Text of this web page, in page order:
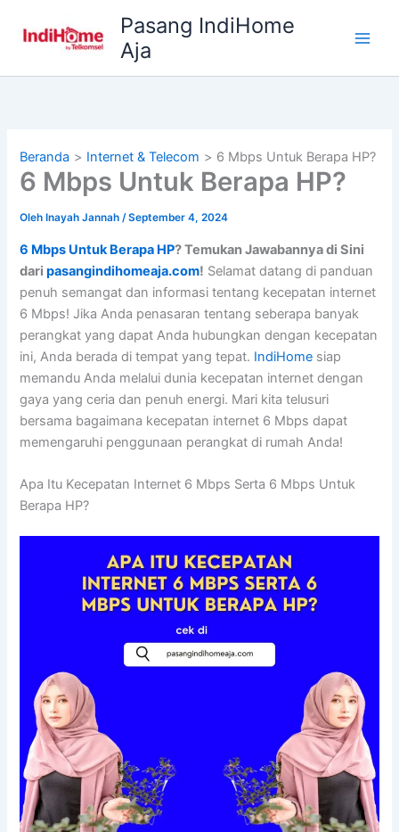
Pasang IndiHome
Aja
Beranda Internet & Telecom 6 Mbps Untuk Berapa HP?
6 Mbps Untuk Berapa HP?
Oleh Inayah Jannah/September 4, 2024
6 Mbps Untuk Berapa HP? Temukan Jawabannya di Sini
daripasangindihomeaja.com! Selamat datang di panduan
penuh semangat dan informasi tentang kecepatan internet
6 Mbps! Jika Anda penasaran tentang seberapa banyak
perangkat yang dapat Anda hubungkan dengan kecepatan
ini, Anda berada di tempat yang tepat. IndiHome siap
memandu Anda melalui dunia kecepatan internet dengan
gaya yang ceria dan penuh energi. Mari kita telusuri
bersama bagaimana kecepatan internet 6 Mbps dapat
memengaruhi penggunaan perangkat di rumah Anda!
Apa Itu Kecepatan Internet 6 Mbps Serta 6 Mbps Untuk
Berapa HP?